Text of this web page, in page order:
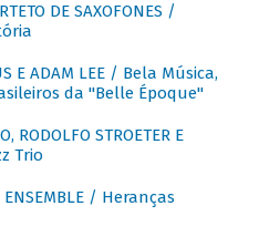
DE SAXOFONES /
E ADAM LEE / Bela Música,
da "Belle Époque"
RODOLFO STROETER E
Trio
ENSEMBLE / Heranças